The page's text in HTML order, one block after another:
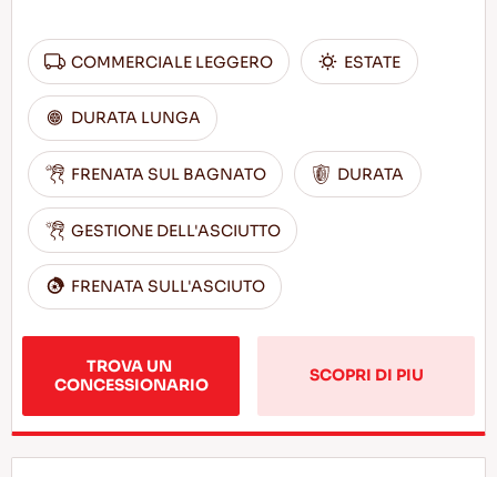
COMMERCIALE LEGGERO ESTATE
DURATA LUNGA
FRENATA SUL BAGNATO DURATA
GESTIONE DELL'ASCIUTTO
FRENATA SULL'ASCIUTO
TROVA UN
CONCESSIONARIO
SCOPRI DI PIU